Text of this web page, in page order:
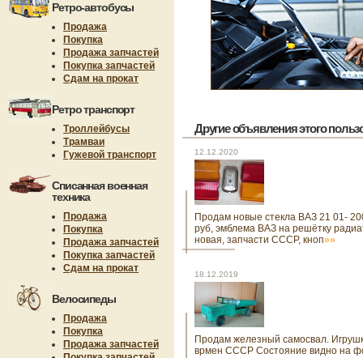
Ретро-автобусы
Продажа
Покупка
Продажа запчастей
Покупка запчастей
Сдам на прокат
Ретро транспорт
Троллейбусы
Трамваи
Гужевой транспорт
Списанная военная
техника
Продажа
Покупка
Продажа запчастей
Покупка запчастей
Сдам на прокат
Велосипеды
Продажа
Покупка
Продажа запчастей
Другие объявления этого
12.12.2020
Продам новые стекла ВАЗ 21 01-
руб, эмблема ВАЗ на решётку
новая, запчасти СССР, кноп»»
18.12.2019
Продам железный самосвал.
врмен СССР Состояние видно на